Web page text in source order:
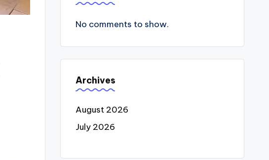
No comments to show.
Archives
August 2026
July 2026